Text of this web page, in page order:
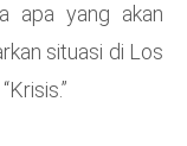
apa yang akan
situasi di Los